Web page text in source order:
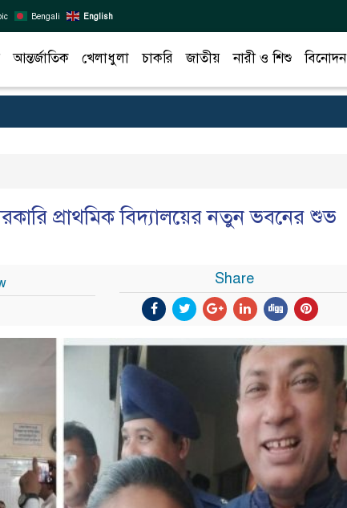
Bengali English
আন্তর্জাতিক খেলাধুলা চাকরি জাতীয় নারী ও শিশু বিনোদন
প্রাথমিক বিদ্যালয়ের নতুন ভবনের শুভ
Share